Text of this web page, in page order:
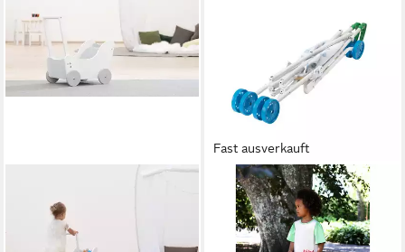
Puppenwagen Puppenwagen
90,50 €
lieferbar - in 3-4 Werktagen bei dir
Fast ausverkauft
PIPPI LANGSTRUMPF
Puppenwagen Kleiner Onkel
Mädchen, (1-tlg)
25,65 € UVP33,90 €